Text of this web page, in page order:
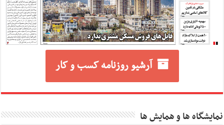
آرشیو روزنامه کسب و کار
نمایشگاه ها و همایش ها